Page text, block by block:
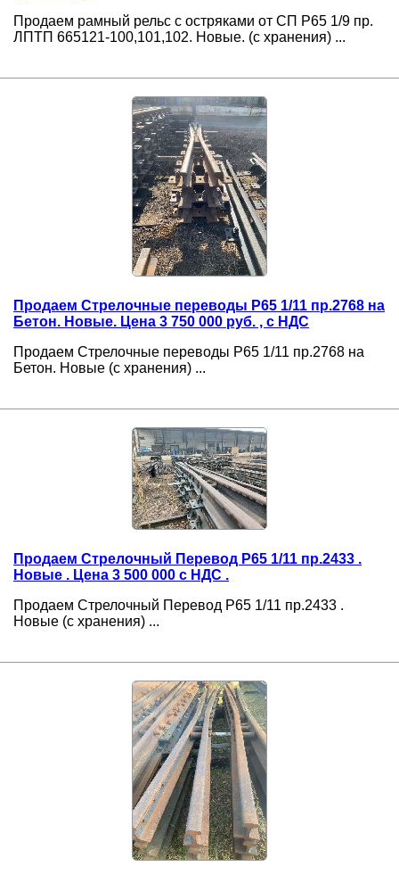
Продаем рамный рельс с остряками от СП Р65 1/9 пр.
ЛПТП 665121-100,101,102. Новые. (с хранения) ...
Продаем Стрелочные переводы Р65 1/11 пр.2768 на
Бетон. Новые. Цена 3 750 000 руб. , с НДС
Продаем Стрелочные переводы Р65 1/11 пр.2768 на
Бетон. Новые (с хранения) ...
Продаем Стрелочный Перевод Р65 1/11 пр.2433 .
Новые . Цена 3 500 000 с НДС .
Продаем Стрелочный Перевод Р65 1/11 пр.2433 .
Новые (с хранения) ...